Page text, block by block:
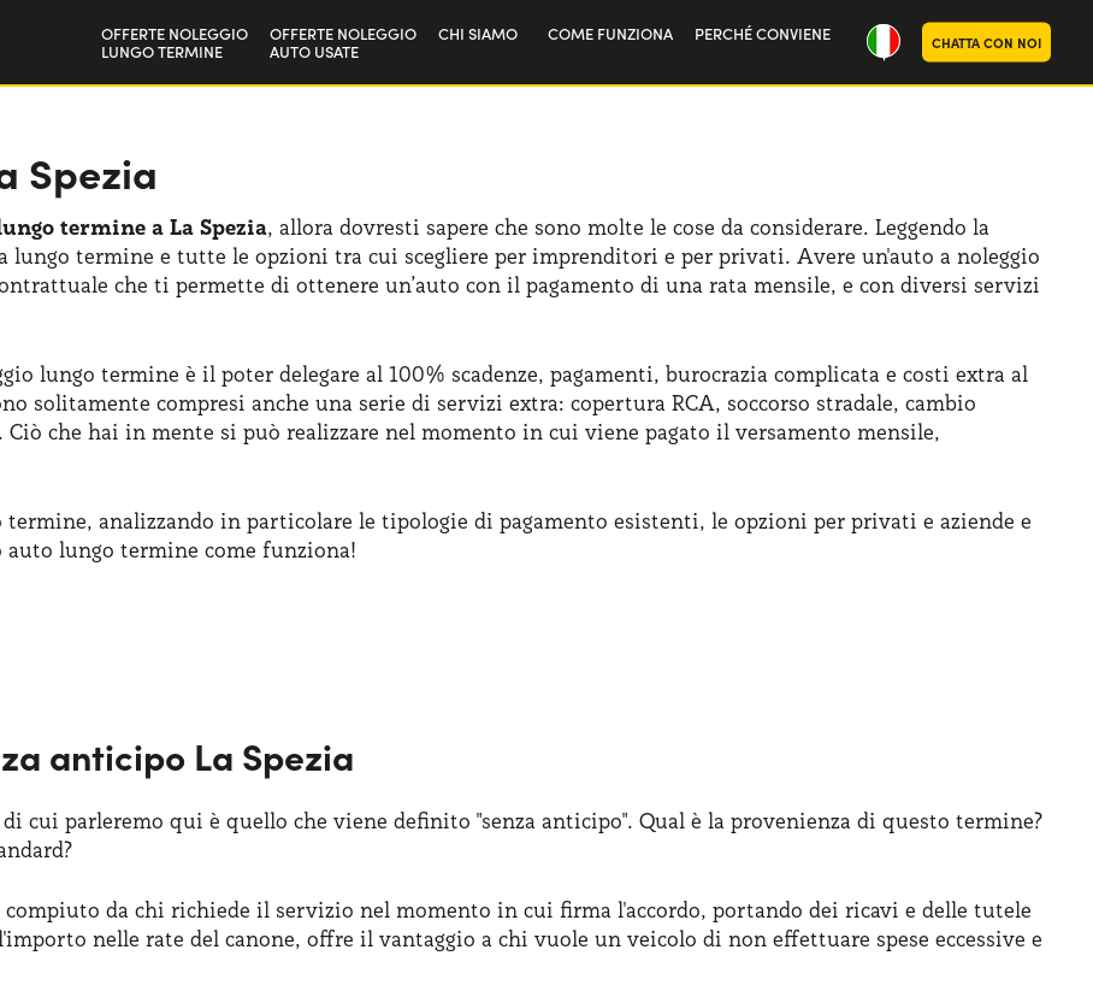
OFFERTE NOLEGGIO
LUNGO TERMINE
OFFERTE NOLEGGIO
AUTO USATE
CHI SIAMO COME FUNZIONA PERCHÉ CONVIENE CHATTA CON NOI
Spezia
termine a La Spezia, allora dovresti sapere che sono molte le cose da considerare. Leggendo la
lungo termine e tutte le opzioni tra cui scegliere per imprenditori e per privati. Avere un'auto a noleggio
che ti permette di ottenere un’auto con il pagamento di una rata mensile, e con diversi servizi
lungo termine è il poter delegare al 100% scadenze, pagamenti, burocrazia complicata e costi extra al
solitamente compresi anche una serie di servizi extra: copertura RCA, soccorso stradale, cambio
che hai in mente si può realizzare nel momento in cui viene pagato il versamento mensile,
termine, analizzando in particolare le tipologie di pagamento esistenti, le opzioni per privati e aziende e
lungo termine come funziona!
anticipo La Spezia
cui parleremo qui è quello che viene definito "senza anticipo". Qual è la provenienza di questo termine?
da chi richiede il servizio nel momento in cui firma l'accordo, portando dei ricavi e delle tutele
nelle rate del canone, offre il vantaggio a chi vuole un veicolo di non effettuare spese eccessive e